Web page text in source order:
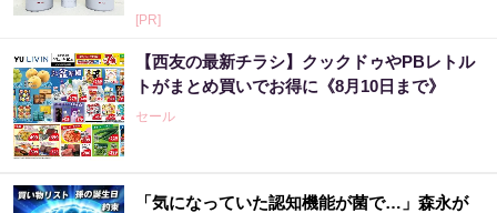
[PR]
【西友の最新チラシ】クックドゥやPBレトル
トがまとめ買いでお得に《8月10日まで》
セール
「気になっていた認知機能が菌で…」森永が